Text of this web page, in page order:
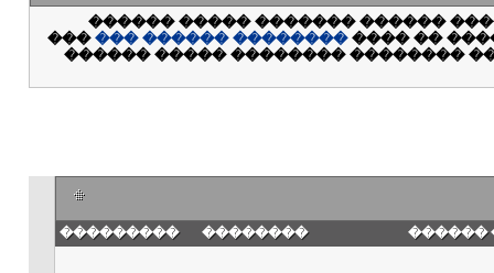
���� ����� �� ������ ������
. ���
�������� ������ ���
���
���� ��������� �� ������� ���
���
��������
���������